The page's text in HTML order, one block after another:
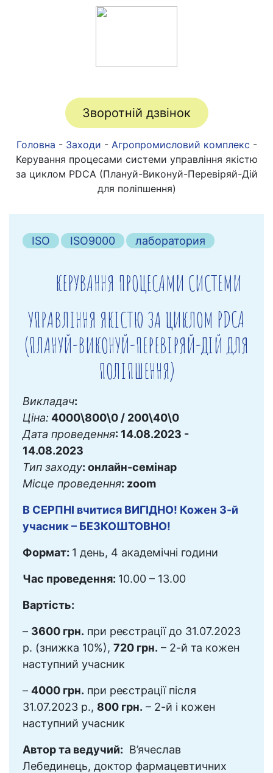
Зворотній дзвінок
Головна - Заходи - Агропромисловий комплекс -
Керування процесами системи управління якістю
за циклом PDCA (Плануй-Виконуй-Перевіряй-Дій
для поліпшення)
ISO ISO9000 лаборатория
КЕРУВАННЯ ПРОЦЕСАМИ СИСТЕМИ
УПРАВЛІННЯ ЯКІСТЮ ЗА ЦИКЛОМ PDCA
(ПЛАНУЙ-ВИКОНУЙ-ПЕРЕВІРЯЙ-ДІЙ ДЛЯ
ПОЛІПШЕННЯ)
Викладач:
Ціна: 4000\800\0 / 200\40\0
Дата проведення: 14.08.2023 -
14.08.2023
Тип заходу: онлайн-семінар
Місце проведення: zoom
В СЕРПНІ вчитися ВИГІДНО! Кожен 3-й
учасник – БЕЗКОШТОВНО!
Формат: 1 день, 4 академічні години
Час проведення: 10.00 – 13.00
Вартість:
– 3600 грн. при реєстрації до 31.07.2023
р. (знижка 10%), 720 грн. – 2-й та кожен
наступний учасник
– 4000 грн. при реєстрації після
31.07.2023 р., 800 грн. – 2-й і кожен
наступний учасник
Автор та ведучий: В’ячеслав
Лебединець, доктор фармацевтичних